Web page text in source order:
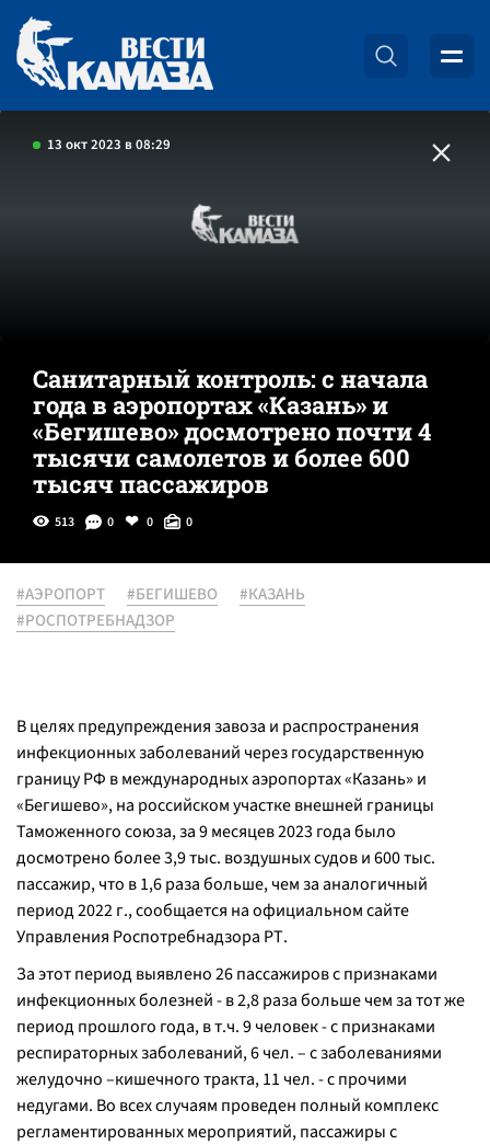
13 окт 2023 в 08:29
Санитарный контроль: с начала
года в аэропортах «Казань» и
«Бегишево» досмотрено почти 4
тысячи самолетов и более 600
тысяч пассажиров
513 0 0 0
#АЭРОПОРТ #БЕГИШЕВО
#КАЗАНЬ
#РОСПОТРЕБНАДЗОР
В целях предупреждения завоза и распространения
инфекционных заболеваний через государственную
границу РФ в международных аэропортах «Казань» и
«Бегишево», на российском участке внешней границы
Таможенного союза, за 9 месяцев 2023 года было
досмотрено более 3,9 тыс. воздушных судов и 600 тыс.
пассажир, что в 1,6 раза больше, чем за аналогичный
период 2022 г., сообщается на официальном сайте
Управления Роспотребнадзора РТ.
За этот период выявлено 26 пассажиров с признаками
инфекционных болезней - в 2,8 раза больше чем за тот же
период прошлого года, в т.ч. 9 человек - с признаками
респираторных заболеваний, 6 чел. – с заболеваниями
желудочно –кишечного тракта, 11 чел. - с прочими
недугами. Во всех случаям проведен полный комплекс
регламентированных мероприятий, пассажиры с